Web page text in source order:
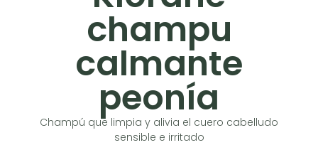
champu
calmante
peonía
Champú que limpia y alivia el cuero cabelludo
sensible e irritado